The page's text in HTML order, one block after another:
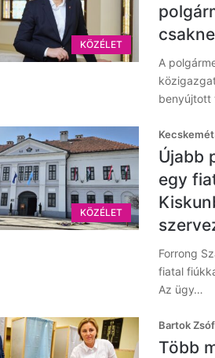
KÖZÉLET
A
benyújtott
KÖZÉLET
Újabb
egy
Forrong
fiatal
Az ügy…
Bartok
Több